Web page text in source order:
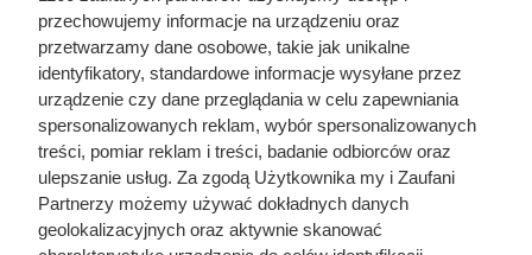
Poznaj inne kategorie przepisów na
FajneGotowanie.pl
Rodzaje kuchni
Sposoby przyrządzania
Rodzaje posiłków
Diety
Rodzaje potraw
Smaki
przechowujemy informacje na urządzeniu oraz
przetwarzamy dane osobowe, takie jak unikalne
identyfikatory, standardowe informacje wysyłane przez
urządzenie czy dane przeglądania w celu zapewniania
spersonalizowanych reklam, wybór spersonalizowanych
treści, pomiar reklam i treści, badanie odbiorców oraz
ulepszanie usług. Za zgodą Użytkownika my i Zaufani
Partnerzy możemy używać dokładnych danych
geolokalizacyjnych oraz aktywnie skanować